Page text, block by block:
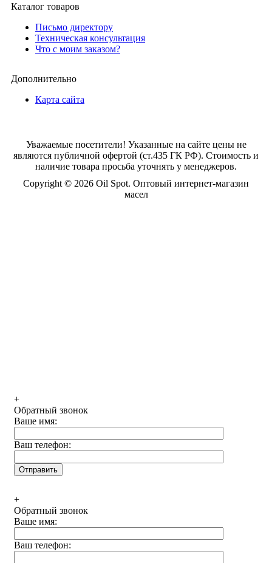
Каталог товаров
Письмо директору
Техническая консультация
Что с моим заказом?
Дополнительно
Карта сайта
Уважаемые посетители! Указанные на сайте цены не
являются публичной офертой (ст.435 ГК РФ). Стоимость и
наличие товара просьба уточнять у менеджеров.
Copyright © 2026 Oil Spot. Оптовый интернет-магазин
масел
+
Обратный звонок
Ваше имя:
Ваш телефон:
+
Обратный звонок
Ваше имя:
Ваш телефон: